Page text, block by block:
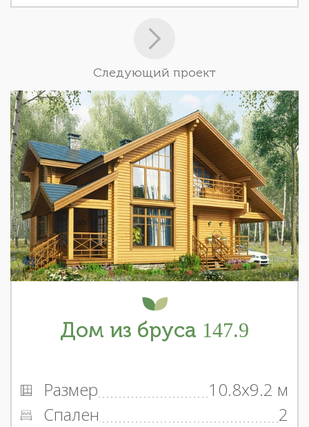
Следующий проект
Дом из бруса 147.9
Размер
10.8x9.2 м
Спален
2